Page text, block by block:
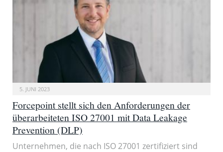
5. JUNI 2023
Forcepoint stellt sich den Anforderungen der
überarbeiteten ISO 27001 mit Data Leakage
Prevention (DLP)
Unternehmen, die nach ISO 27001 zertifiziert sind